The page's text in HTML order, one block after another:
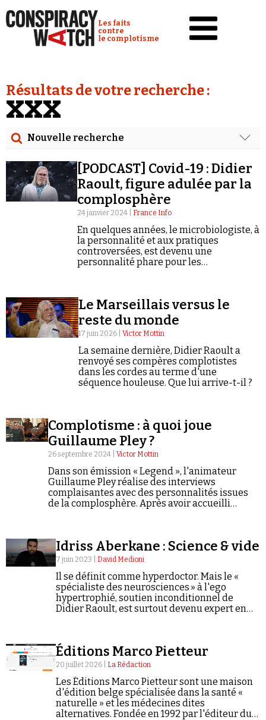
Conspiracy Watch :
Les faits
contre
le complotisme
Analyses
Vidéos
Émissions
Revues de presse
Faire un don
Demander à Vera
Résultats de votre recherche :
XXX
Nouvelle recherche
Date
Rechercher dans tous les contenus
Cibler votre recherche
Rechercher
[PODCAST] Covid-19 : Didier
Raoult, figure adulée par la
complosphère
24 janvier 2024 | France Info
En quelques années, le microbiologiste, à
la personnalité et aux pratiques
controversées, est devenu une
personnalité phare pour les
Le Marseillais versus le
reste du monde
17 juin 2026 | Victor Mottin
La semaine dernière, Didier Raoult a
renvoyé ses compères complotistes
dans les cordes au terme d'une
séquence houleuse. Que lui arrive-t-il ?
Complotisme : à quoi joue
Guillaume Pley ?
26 septembre 2024 |Victor Mottin
Dans son émission « Legend », l'animateur
Guillaume Pley réalise des interviews
complaisantes avec des personnalités issues
de la complosphère. Après avoir accueilli
Idriss Aberkane : Science & vide
7 juin 2023 | David Medioni
Il se définit comme hyperdoctor. Mais le «
spécialiste des neurosciences » à l'ego
hypertrophié, soutien inconditionnel de
Didier Raoult, est surtout devenu expert en
Éditions Marco Pietteur
20 juillet 2026 | La Rédaction
Les Éditions Marco Pietteur sont une maison
d'édition belge spécialisée dans la santé «
naturelle » et les médecines dites
alternatives. Fondée en 1992 par l'éditeur du